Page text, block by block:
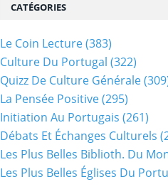
CATÉGORIES
Le Coin Lecture(383)
Culture Du Portugal (322)
Quizz De Culture Générale
La Pensée Positive(295)
Initiation Au Portugais (261)
Débats Et Échanges Culturels
Les Plus Belles Biblioth. Du
Les Plus Belles Églises Du